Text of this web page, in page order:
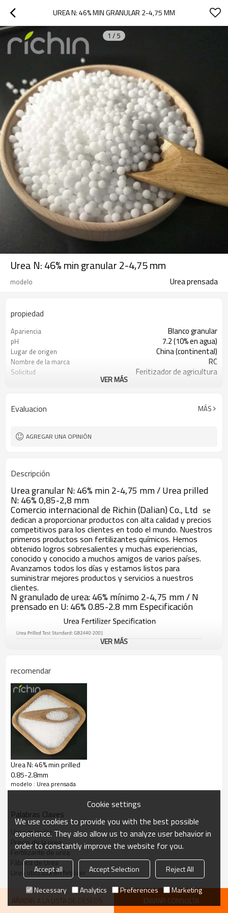
UREA N: 46% MIN GRANULAR 2-4,75 MM
1 / 5
Urea N: 46% min granular 2-4,75 mm
modelo Urea prensada
propiedad
Apariencia Blanco granular
pH 7.2 (10% en agua)
Lugar de origen China (continental)
Nombre de la marca RC
Solicitud Feritizador de agricultura
VER MÁS
Evaluacion MÁS
AGREGAR UNA OPINIÓN
Descripción
Urea granular N: 46% min 2-4,75 mm / Urea prilled
N: 46% 0,85-2,8 mm
Comercio internacional de Richin (Dalian) Co., Ltd se
dedican a proporcionar productos con alta calidad y precios
competitivos para los clientes en todo el mundo. Nuestros
primeros productos son fertilizantes químicos. Hemos
obtenido logros sobresalientes y muchas experiencias,
conocido y conocido a muchos amigos de varios países.
Avanzamos todos los días y estamos listos para
suministrar mejores productos y servicios a nuestros
clientes.
N granulado de urea: 46% mínimo 2-4,75 mm / N
prensado en U: 46% 0.85-2.8 mm Especificación
Urea granular N: 46% min 2-4,75 mm / Urea prilled
N: 46% imágenes de producto de 0,85-2,8 mm
VER MÁS
recomendar
Urea N: 46% min prilled
0.85-2.8mm
modelo : Urea prensada
Palabras Claves
Urea granular
Precio de la urea
Fertilizante de urea
Fábrica de Urea
Urea utilizada en fetilizer
AÑADIR A LA LISTA DE DESEOS ENVIAR CONSULTA
Cookie settings
We use cookies to provide you with the best possible
experience. They also allow us to analyze user behavior in
order to constantly improve the website for you.
Accept all Accept Selection
Reject All
Necessary
Analytics Preferences Marketing